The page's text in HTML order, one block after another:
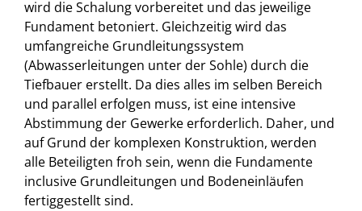
wird die Schalung vorbereitet und das jeweilige
Fundament betoniert. Gleichzeitig wird das
umfangreiche Grundleitungssystem
(Abwasserleitungen unter der Sohle) durch die
Tiefbauer erstellt. Da dies alles im selben Bereich
und parallel erfolgen muss, ist eine intensive
Abstimmung der Gewerke erforderlich. Daher, und
auf Grund der komplexen Konstruktion, werden
alle Beteiligten froh sein, wenn die Fundamente
inclusive Grundleitungen und Bodeneinläufen
fertiggestellt sind.